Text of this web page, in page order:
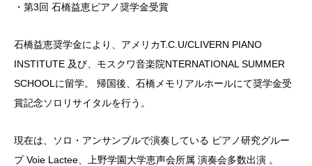
・第3回 石橋益恵ピアノ奨学金受賞
石橋益恵奨学金により、アメリカT.C.U/CLIVERN PIANO
INSTITUTE 及び、モスクワ音楽院NTERNATIONAL SUMMER
SCHOOLに留学。 帰国後、石橋メモリアルホールにて奨学金受
賞記念ソロリサイタルを行う。
現在は、ソロ・アンサンブルで演奏している ピアノ研究グルー
プ Voie Lactee、上野学園大学恵声会所属 演奏会多数出演 。